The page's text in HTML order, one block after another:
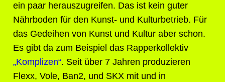
ein paar herauszugreifen. Das ist kein guter
Nährboden für den Kunst- und Kulturbetrieb. Für
das Gedeihen von Kunst und Kultur aber schon.
Es gibt da zum Beispiel das Rapperkollektiv
„Komplizen“. Seit über 7 Jahren produzieren
Flexx, Vole, Ban2, und SKX mit und in